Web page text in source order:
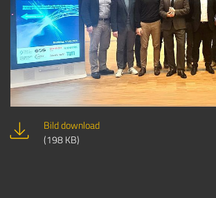
Bild download
(198 KB)